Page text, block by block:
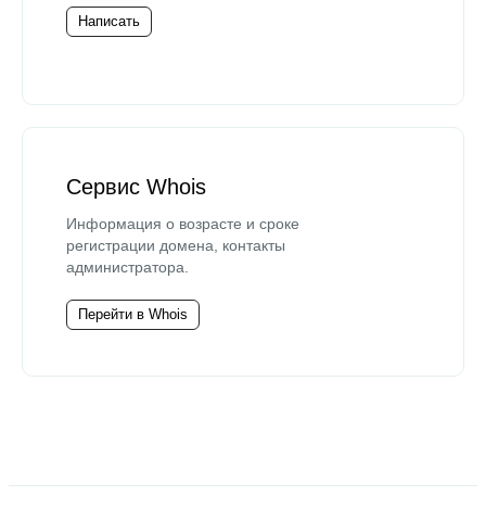
Написать
Сервис Whois
Информация о возрасте и сроке
регистрации домена, контакты
администратора.
Перейти в Whois